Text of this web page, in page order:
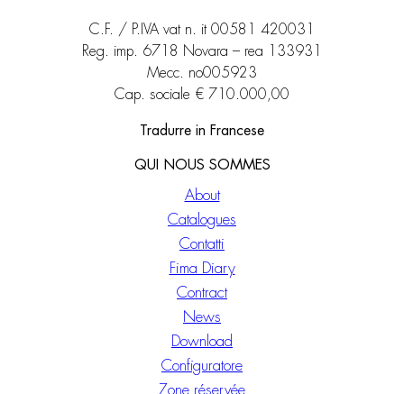
C.F. / P.IVA vat n. it 00581 420031
Reg. imp. 6718 Novara – rea 133931
Mecc. no005923
Cap. sociale € 710.000,00
Tradurre in Francese
QUI NOUS SOMMES
About
Catalogues
Contatti
Fima Diary
Contract
News
Download
Configuratore
Zone réservée